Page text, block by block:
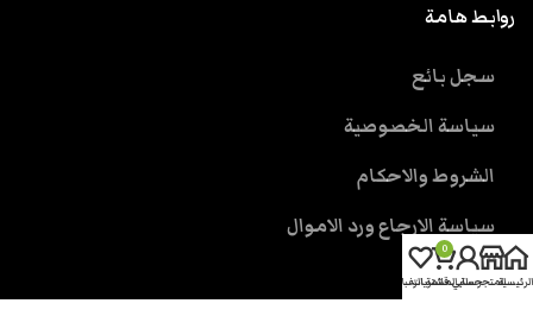
روابط هامة
سجل بائع
سياسة الخصوصية
الشروط والاحكام
سياسة الارجاع ورد الاموال
الرئيسيةالمتجرحسابي
0
سلة المشتريات
قائمة الرغبات